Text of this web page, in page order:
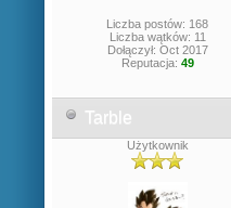
Liczba postów: 168
Liczba wątków: 11
Dołączył: Oct 2017
Reputacja: 49
Tarble
Użytkownik